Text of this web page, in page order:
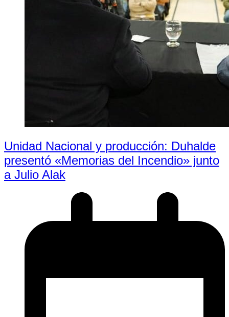
Unidad Nacional y producción: Duhalde
presentó «Memorias del Incendio» junto
a Julio Alak